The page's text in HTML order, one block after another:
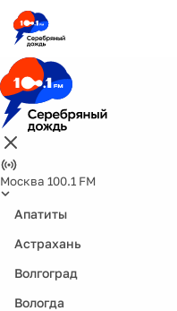
Москва 100.1 FM
Апатиты
Астрахань
Волгоград
Вологда